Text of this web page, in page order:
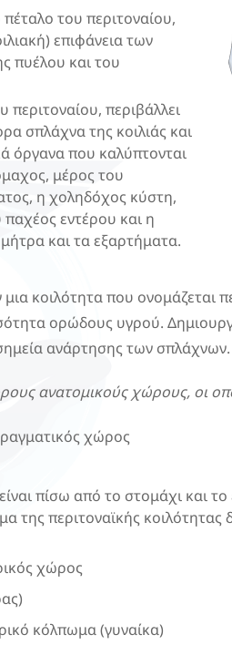
του περιτοναίου,
επιφάνεια των
πυέλου και του
περιτοναίου, περιβάλλει
σπλάχνα της κοιλιάς και
όργανα που καλύπτονται
μέρος του
η χοληδόχος κύστη,
εντέρου και η
και τα εξαρτήματα.
κοιλότητα που ονομάζεται
ορώδους υγρού.
ανάρτησης των σπλάχνων.
ανατομικούς χώρους, οι
χώρος
πίσω από το στομάχι και
της περιτοναϊκής κοιλότητας
χώρος
κόλπωμα (γυναίκα)